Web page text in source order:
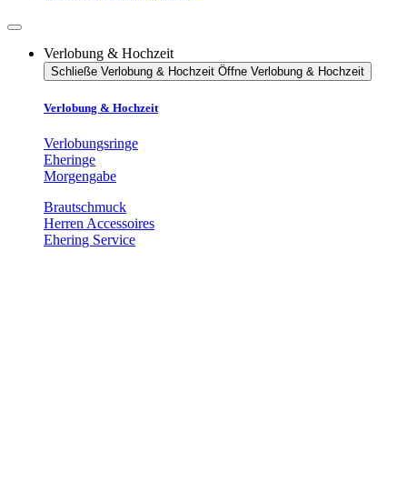
Verlobung & Hochzeit
Schließe Verlobung & Hochzeit Öffne Verlobung & Hochzeit
Verlobung & Hochzeit
Verlobungsringe
Eheringe
Morgengabe
Brautschmuck
Herren Accessoires
Ehering Service